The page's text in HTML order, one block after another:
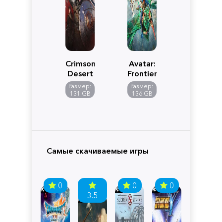
Crimson
Desert
Размер:
131 GB
Avatar:
Frontiers
of
Pandora
Размер:
136 GB
Самые скачиваемые игры
0
3.5
0 0